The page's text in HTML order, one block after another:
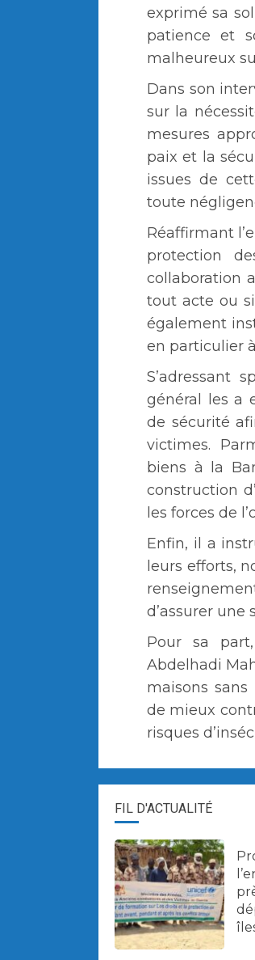
exprimé sa
patience et
malheureux
Dans son
sur la
mesures
paix et la
issues de
toute
Réaffirmant
protection
collaboration
tout acte ou
également
en particulier
S’adressant
général les a
de sécurité
victimes.
biens à la
construction
les forces de
Enfin, il a
leurs efforts,
d’assurer une
Pour sa
Abdelhadi
maisons sans
de mieux
risques
FIL D'ACTUALITÉ